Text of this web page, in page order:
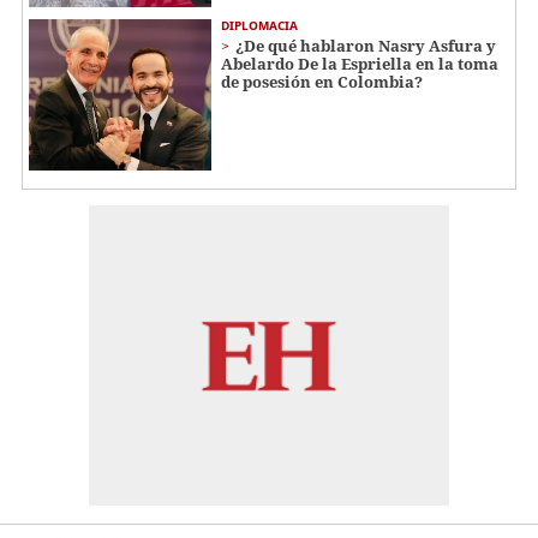
DIPLOMACIA
¿De qué hablaron Nasry Asfura y
Abelardo De la Espriella en la toma
de posesión en Colombia?